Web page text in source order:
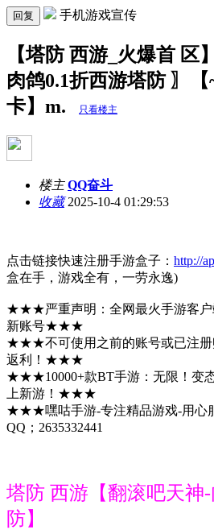
回复 手机游戏宣传
【塔防 西游_火爆首 区
肉鸽0.1折西游塔防 〗
卡】m.
只看楼主
楼主 QQ奋斗
收藏2025-10-4 01:29:53
点击链接快速注册手游盒子： http://
盒在手，游戏全有，一劳永逸)
★★★严重声明：全网最火手游客户
新账号★★★
★★★不可使用之前的账号或已注册
返利！★★★
★★★10000+款BT手游：无限！变
上新游！★★★
★★★嘿咕手游-专注精品游戏-用心
QQ；2635332441
塔防 西游【翻滚吧天神
防】